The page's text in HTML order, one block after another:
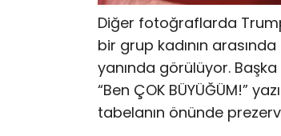
Diğer fotoğraflarda
bir grup kadının
yanında görülüyor.
“Ben ÇOK BÜYÜĞÜM!”
tabelanın önünde